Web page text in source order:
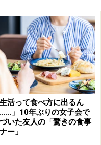
と蒸し焼きそばがひと
けている。
を少しずつ食べようと
いなら、あなたが食べ
生活って食べ方に出るん
」10年ぶりの女子会で
いた友人の「驚きの食事
ー」